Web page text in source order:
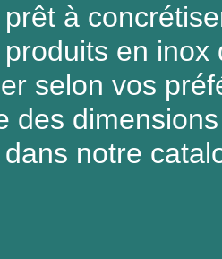
à
en inox
selon vos
des
notre